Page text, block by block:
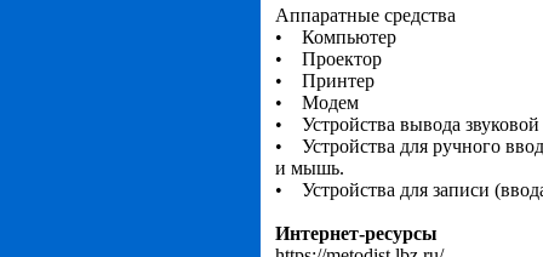
Аппаратные средства
• Компьютер
• Проектор
• Принтер
• Модем
• Устройства вывода
• Устройства для ручного
и мышь.
• Устройства для записи
Интернет-ресурсы